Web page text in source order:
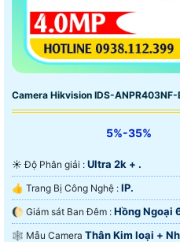
Camera Hikvision IDS-
5%-35%
☀️ Độ Phân giải : Ultra 2k + .
👍 Trang Bị Công Nghệ : IP.
🌔 Giám sát Ban Đêm : Hồng Ngoại
🕸️ Mẫu Camera Thân Kim loại +